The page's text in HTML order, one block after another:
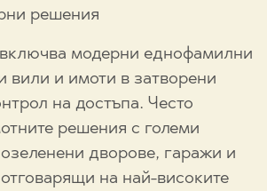
решения
модерни еднофамилни
вили и имоти в затворени
на достъпа. Често
решения с големи
дворове, гаражи и
на най-високите